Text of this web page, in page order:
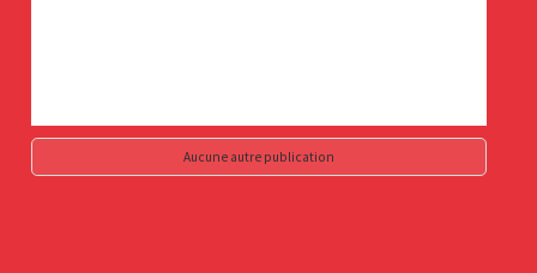
Aucune autre publication